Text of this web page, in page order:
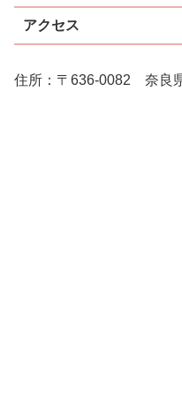
アクセス
住所：〒636-0082 奈良